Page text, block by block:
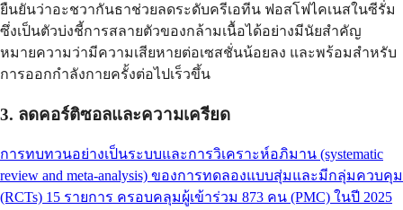
ยืนยันว่าอะชวากันธาช่วยลดระดับครีเอทีน ฟอสโฟไคเนสในซีรั่ม
ซึ่งเป็นตัวบ่งชี้การสลายตัวของกล้ามเนื้อได้อย่างมีนัยสำคัญ
หมายความว่ามีความเสียหายต่อเซสชั่นน้อยลง และพร้อมสำหรับ
การออกกำลังกายครั้งต่อไปเร็วขึ้น
3. ลดคอร์ติซอลและความเครียด
การทบทวนอย่างเป็นระบบและการวิเคราะห์อภิมาน (systematic
review and meta-analysis) ของการทดลองแบบสุ่มและมีกลุ่มควบคุม
(RCTs) 15 รายการ ครอบคลุมผู้เข้าร่วม 873 คน (PMC) ในปี 2025